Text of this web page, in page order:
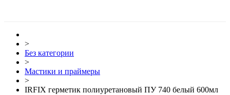
>
Без категории
>
Мастики и праймеры
>
IRFIX герметик полиуретановый ПУ 740 белый 600мл